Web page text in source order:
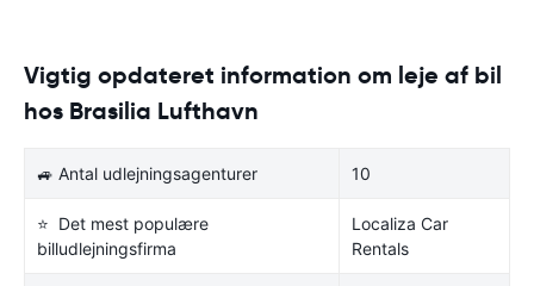
Vigtig opdateret information om leje af bil
hos Brasilia Lufthavn
🚙 Antal udlejningsagenturer 10
⭐ Det mest populære
billudlejningsfirma
Localiza Car
Rentals